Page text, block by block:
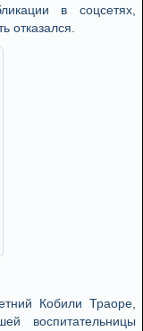
в соцсетях,
отказался.
Кобили Траоре,
воспитательницы